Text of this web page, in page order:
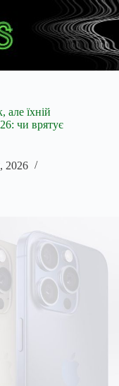
але їхній
чи врятує
2026